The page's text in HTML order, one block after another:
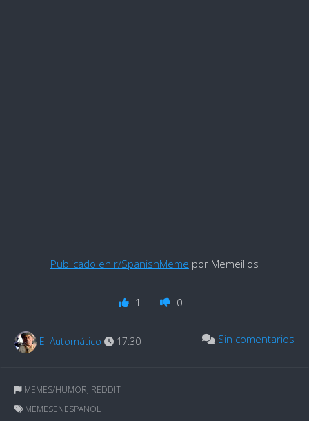
Publicado en r/SpanishMeme por Memeillos
1 0
El Automático 17:30 Sin comentarios
MEMES/HUMOR, REDDIT
MEMESENESPANOL